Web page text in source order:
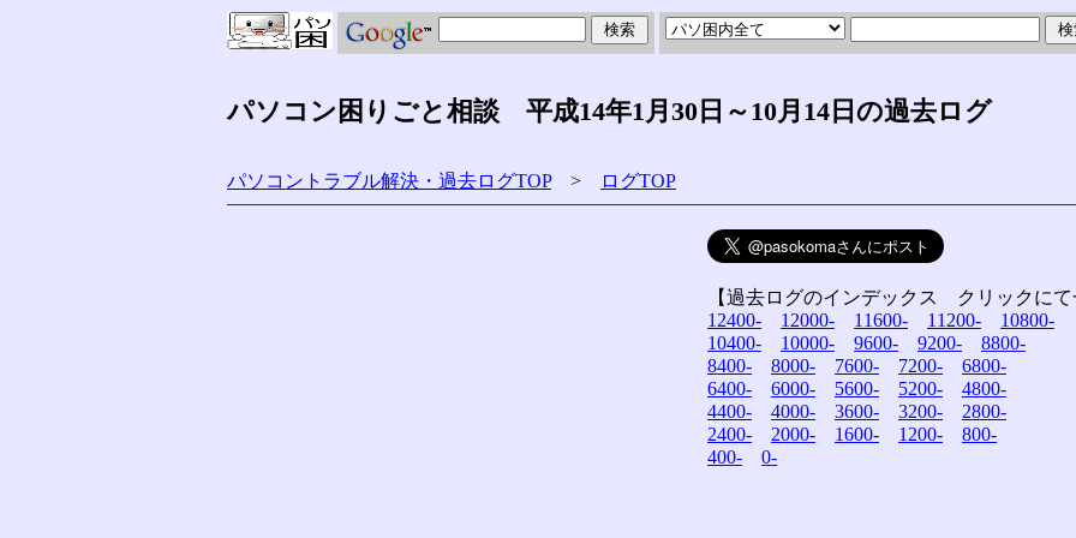
パソコン困りごと相談 平成14年1月30日～10月14日の過去ログ
パソコントラブル解決・過去ログTOP> ログTOP
【過去ログのインデックス クリックにて
12400-
12000- 11600- 11200-
10800-
10400-
10000- 9600- 9200-
8800-
8400-
8000- 7600- 7200-
6800-
6400-
6000- 5600- 5200-
4800-
4400-
4000- 3600- 3200-
2800-
2400-
2000- 1600- 1200-
800-
400-
0-